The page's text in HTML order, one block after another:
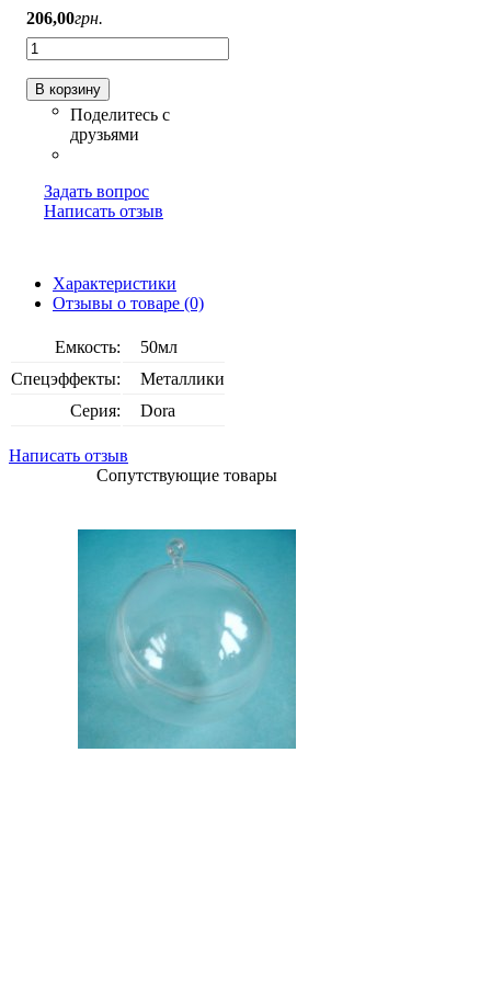
206,00грн.
В корзину
Задать вопрос
Написать отзыв
Характеристики
Отзывы о товаре (0)
Емкость:
50мл
Спецэффекты:
Металлики
Серия:
Dora
Написать отзыв
Сопутствующие товары